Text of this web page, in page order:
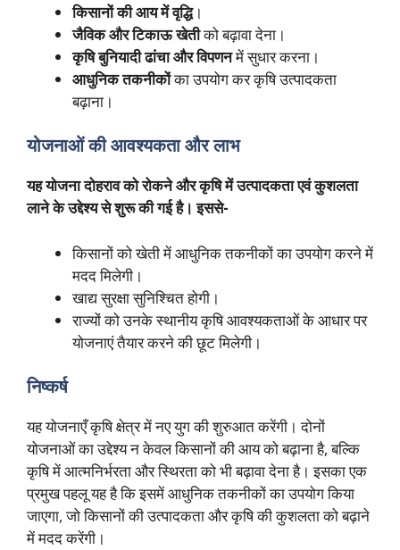
किसानों की आय में वृद्धि।
जैविक और टिकाऊ खेतीको बढ़ावा देना।
कृषि बुनियादी ढांचा और विपणनमें सुधार करना।
आधुनिक तकनीकोंका उपयोग कर कृषि उत्पादकता
बढ़ाना।
योजनाओं की आवश्यकता और लाभ
यह योजना दोहराव को रोकने और कृषि में उत्पादकता एवं कुशलता
लाने के उद्देश्य से शुरू की गई है। इससे-
किसानों को खेती में आधुनिक तकनीकों का उपयोग करने में
मदद मिलेगी।
खाद्य सुरक्षा सुनिश्चित होगी।
राज्यों को उनके स्थानीय कृषि आवश्यकताओं के आधार पर
योजनाएं तैयार करने की छूट मिलेगी।
निष्कर्ष
यह योजनाएँ कृषि क्षेत्र में नए युग की शुरुआत करेंगी। दोनों
योजनाओं का उद्देश्य न केवल किसानों की आय को बढ़ाना है, बल्कि
कृषि में आत्मनिर्भरता और स्थिरता को भी बढ़ावा देना है। इसका एक
प्रमुख पहलू यह है कि इसमें आधुनिक तकनीकों का उपयोग किया
जाएगा, जो किसानों की उत्पादकता और कृषि की कुशलता को बढ़ाने
में मदद करेंगी।